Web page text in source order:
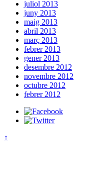
juliol 2013
juny 2013
maig 2013
abril 2013
març 2013
febrer 2013
gener 2013
desembre 2012
novembre 2012
octubre 2012
febrer 2012
↑